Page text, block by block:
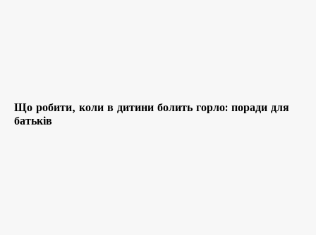
Що робити, коли в дитини болить горло: поради для
батьків